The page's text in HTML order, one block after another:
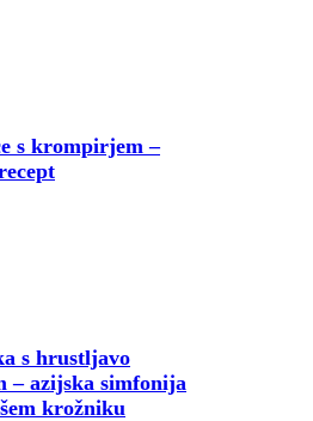
s krompirjem –
s hrustljavo
– azijska simfonija
krožniku